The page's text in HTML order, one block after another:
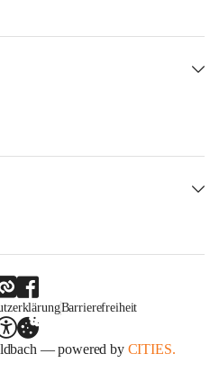
Barrierefreiheit
— powered by CITIES.